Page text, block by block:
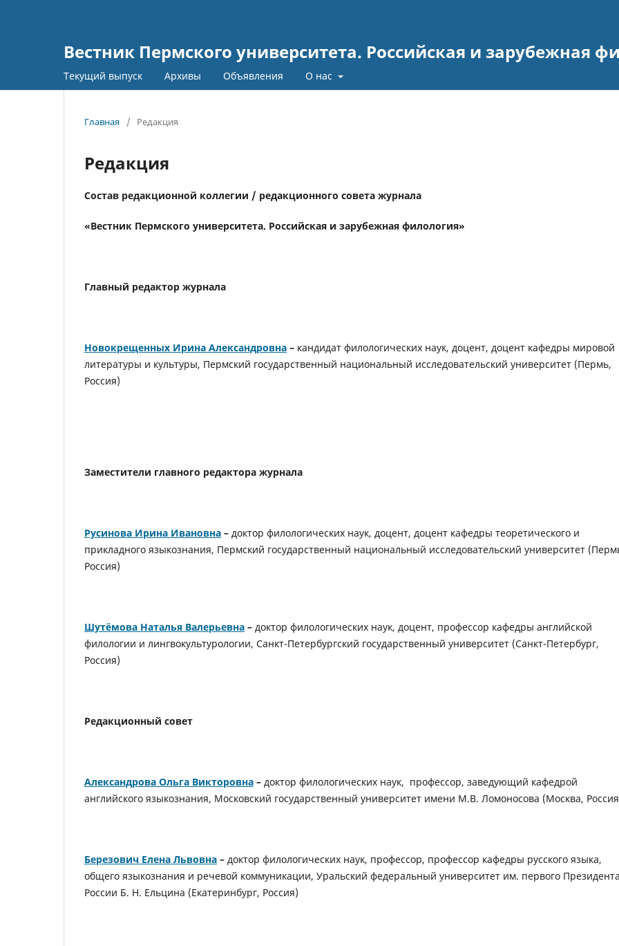
Вестник Пермского университета. Российская и зарубежная
Текущий выпуск Архивы Объявления О нас
Главная / Редакция
Редакция
Состав редакционной коллегии / редакционного совета журнала
«Вестник Пермского университета. Российская и зарубежная филология»
Главный редактор журнала
Новокрещенных Ирина Александровна – кандидат филологических наук, доцент, доцент кафедры мировой
литературы и культуры, Пермский государственный национальный исследовательский университет (Пермь,
Россия)
Заместители главного редактора журнала
Русинова Ирина Ивановна – доктор филологических наук, доцент, доцент кафедры теоретического и
прикладного языкознания, Пермский государственный национальный исследовательский университет
Россия)
Шутёмова Наталья Валерьевна – доктор филологических наук, доцент, профессор кафедры английской
филологии и лингвокультурологии, Санкт-Петербургский государственный университет (Санкт-Петербург,
Россия)
Редакционный совет
Александрова Ольга Викторовна – доктор филологических наук, профессор, заведующий кафедрой
английского языкознания, Московский государственный университет имени М.В. Ломоносова (Москва,
Березович Елена Львовна – доктор филологических наук, профессор, профессор кафедры русского языка,
общего языкознания и речевой коммуникации, Уральский федеральный университет им. первого
России Б. Н. Ельцина (Екатеринбург, Россия)